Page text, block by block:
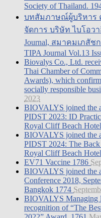
Society of Thailand.
บทสัมภาษณ์ผู้บริหาร
จัดการ บริษัท ไบโอว
Journal, สมาคมเภสัช
TIPA Journal Vol.13
Biovalys Co., Ltd.
Thai Chamber of
Awards), which
socially responsible
2023
BIOVALYS joined the
PIDST 2023: ID
Royal Cliff Beach
BIOVALYS joined the
PIDST 2024: The
Royal Cliff Beach
EV71 Vaccine 1786
BIOVALYS joined the
Conference 2018,
Bangkok 1774
BIOVALYS Managing
recognition of “The